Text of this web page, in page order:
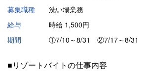
募集職種
洗い場業務
給与
時給 1,500円
期間
①7/10～8/31 ②7/17～8/31
■リゾートバイトの仕事内容